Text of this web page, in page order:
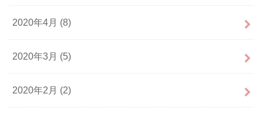
2020年4月 (8)
2020年3月 (5)
2020年2月 (2)